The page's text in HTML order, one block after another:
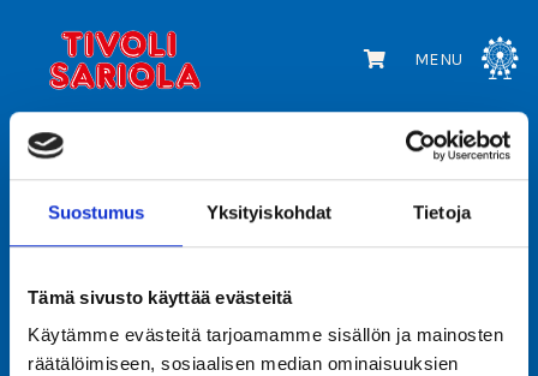
Suostumus Yksityiskohdat Tietoja
Tämä sivusto käyttää evästeitä
Käytämme evästeitä tarjoamamme sisällön ja mainosten
räätälöimiseen, sosiaalisen median ominaisuuksien
MENU
Tivoli Sariola Oy